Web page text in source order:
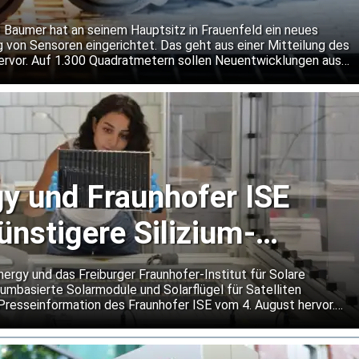
hat an seinem Hauptsitz in Frauenfeld ein neues
Sensoren eingerichtet. Das geht aus einer Mitteilung des
Auf 1.300 Quadratmetern sollen Neuentwicklungen aus
Normanforderungen hinausgehen.
und Fraunhofer ISE
Silizium-
Satelliten
und das Freiburger Fraunhofer-Institut für Solare
Solarmodule und Solarflügel für Satelliten
des Fraunhofer ISE vom 4. August hervor.
Alternative zu den bislang vorherrschenden
soll Schäden durch kleine Objekte lokal
Betrieb bei extremen Temperaturwechseln im Weltraum